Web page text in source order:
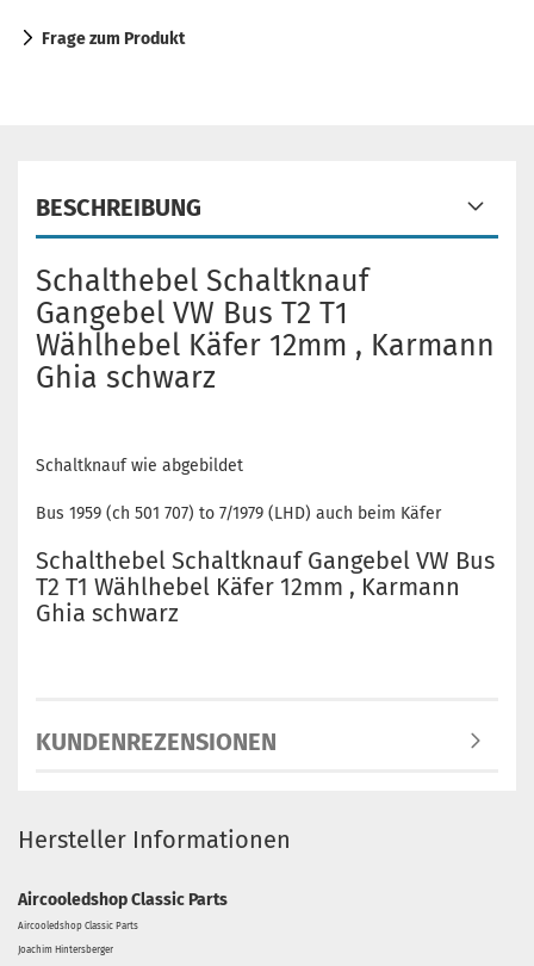
Frage zum Produkt
BESCHREIBUNG
Schalthebel Schaltknauf
Gangebel VW Bus T2 T1
Wählhebel Käfer 12mm , Karmann
Ghia schwarz
Schaltknauf wie abgebildet
Bus 1959 (ch 501 707) to 7/1979 (LHD) auch beim Käfer
Schalthebel Schaltknauf Gangebel VW Bus
T2 T1 Wählhebel Käfer 12mm , Karmann
Ghia schwarz
KUNDENREZENSIONEN
Hersteller Informationen
Aircooledshop Classic Parts
Aircooledshop Classic Parts
Joachim Hintersberger